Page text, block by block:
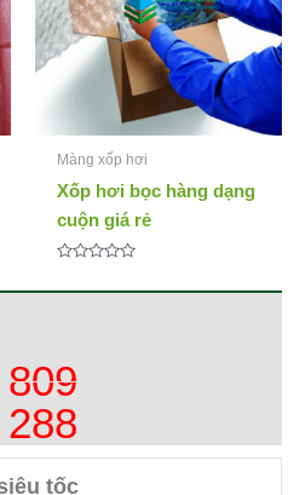
tốc
Màng xốp hơi
Xốp hơi bọc hàng dạng
cuộn giá rẻ
xếp